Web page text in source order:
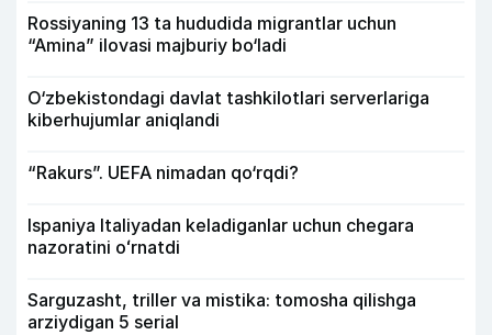
Rossiyaning 13 ta hududida migrantlar uchun
“Amina” ilovasi majburiy bo‘ladi
O‘zbekistondagi davlat tashkilotlari serverlariga
kiberhujumlar aniqlandi
“Rakurs”. UEFA nimadan qo‘rqdi?
Ispaniya Italiyadan keladiganlar uchun chegara
nazoratini oʻrnatdi
Sarguzasht, triller va mistika: tomosha qilishga
arziydigan 5 serial